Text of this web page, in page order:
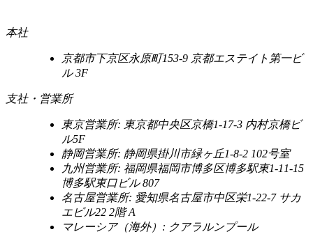
本社
京都市下京区永原町153-9 京都エステイト第一ビ
ル 3F
支社・営業所
東京営業所: 東京都中央区京橋1-17-3 内村京橋ビ
ル5F
静岡営業所: 静岡県掛川市緑ヶ丘1-8-2 102号室
九州営業所: 福岡県福岡市博多区博多駅東1-11-15
博多駅東口ビル 807
名古屋営業所: 愛知県名古屋市中区栄1-22-7 サカ
エビル22 2階 A
マレーシア（海外）: クアラルンプール